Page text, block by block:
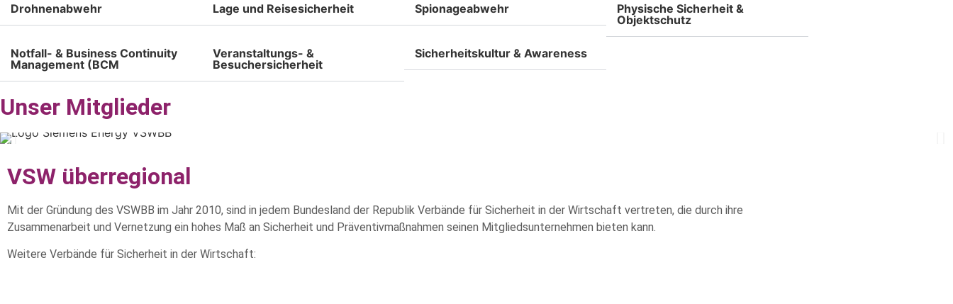
Drohnenabwehr Lage und Reisesicherheit​ Spionageabwehr
Physische Sicherheit &
Objektschutz​
Notfall- & Business Continuity
Management (BCM
Veranstaltungs- &
Besuchersicherheit
Sicherheitskultur & Awareness
Unser Mitglieder
VSW überregional
Mit der Gründung des VSWBB im Jahr 2010, sind in jedem Bundesland der Republik Verbände für Sicherheit in der Wirtschaft vertreten, die durch ihre
Zusammenarbeit und Vernetzung ein hohes Maß an Sicherheit und Präventivmaßnahmen seinen Mitgliedsunternehmen bieten kann.
Weitere Verbände für Sicherheit in der Wirtschaft: